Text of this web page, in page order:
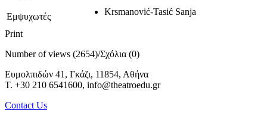
Εμψυχωτές Krsmanović-Tasić Sanja
Print
Number of views (2654)/Σχόλια (0)
Ευμολπιδών 41, Γκάζι, 11854, Αθήνα
T. +30 210 6541600, info@theatroedu.gr
Contact Us